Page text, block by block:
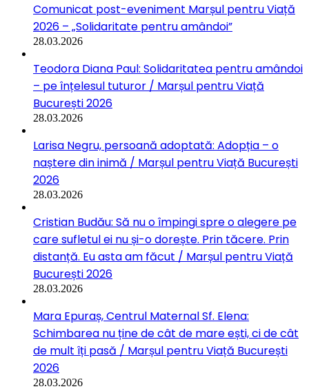
Comunicat post-eveniment Marșul pentru Viață
2026 – „Solidaritate pentru amândoi”
28.03.2026
Teodora Diana Paul: Solidaritatea pentru amândoi
– pe înțelesul tuturor / Marșul pentru Viață
București 2026
28.03.2026
Larisa Negru, persoană adoptată: Adopția – o
naștere din inimă / Marșul pentru Viață București
2026
28.03.2026
Cristian Budău: Să nu o împingi spre o alegere pe
care sufletul ei nu și-o dorește. Prin tăcere. Prin
distanță. Eu asta am făcut / Marșul pentru Viață
București 2026
28.03.2026
Mara Epuraș, Centrul Maternal Sf. Elena:
Schimbarea nu ține de cât de mare ești, ci de cât
de mult îți pasă / Marșul pentru Viață București
2026
28.03.2026